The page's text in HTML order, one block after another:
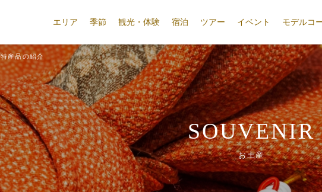
エリア 季節 観光・体験 宿泊 ツアー イベント モデルコ
特産品の紹介
SOUVENIR
お土産